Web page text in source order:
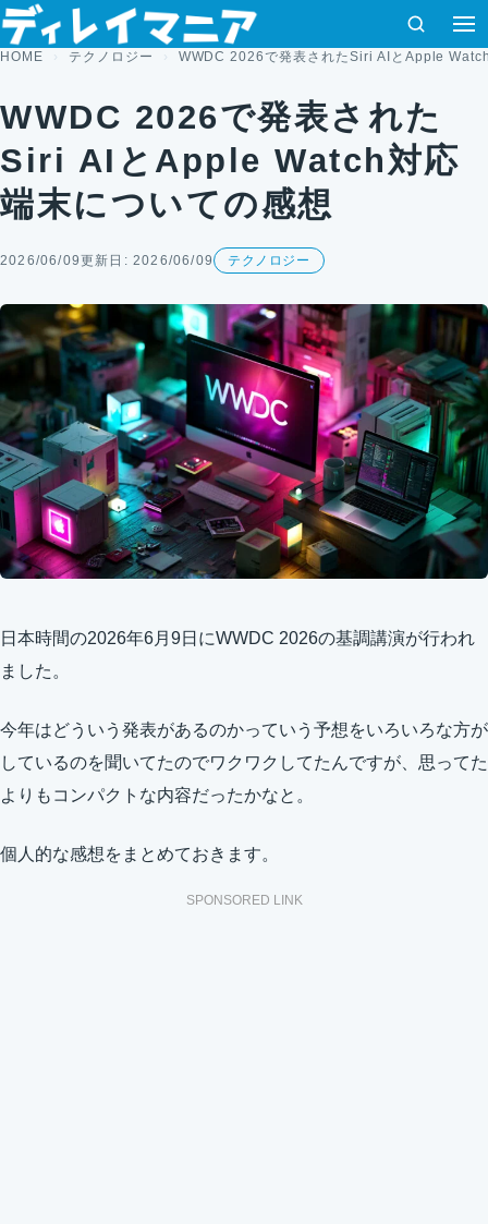
コンテンツへスキップ
検索
HOME テクノロジー WWDC 2026で発表されたSiri AIとApple
WWDC 2026で発表された
Siri AIとApple Watch対応
端末についての感想
2026/06/09更新日: 2026/06/09 テクノロジー
日本時間の2026年6月9日にWWDC 2026の基調講演が行われ
ました。
今年はどういう発表があるのかっていう予想をいろいろな方が
しているのを聞いてたのでワクワクしてたんですが、思ってた
よりもコンパクトな内容だったかなと。
個人的な感想をまとめておきます。
SPONSORED LINK